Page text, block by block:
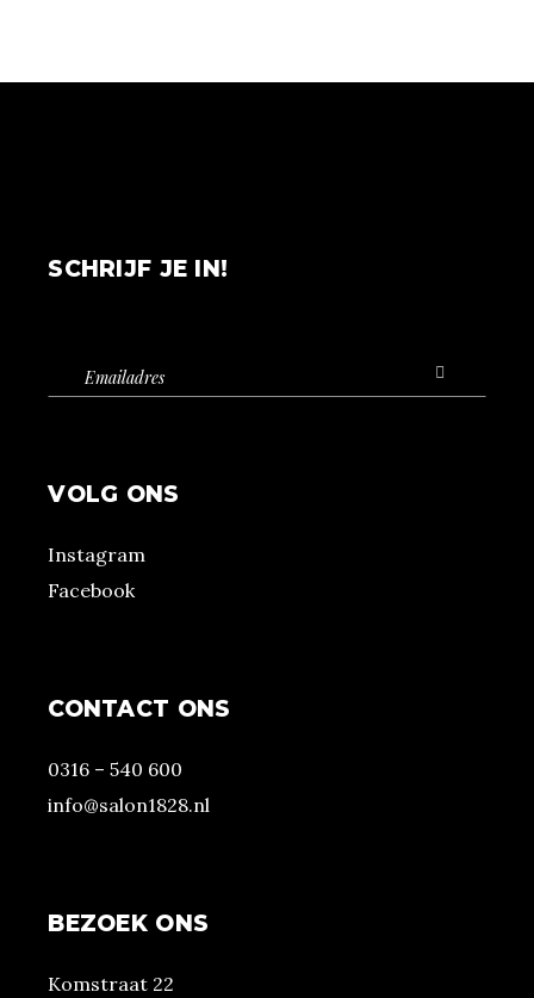
SCHRIJF JE IN!
VOLG ONS
Instagram
Facebook
CONTACT ONS
0316 – 540 600
info@salon1828.nl
BEZOEK ONS
Komstraat 22